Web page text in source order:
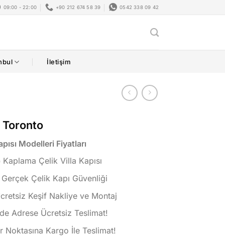
09:00 - 22:00 +90 212 674 58 39 0542 338 09 42
İletişim
Toronto
Modelleri Fiyatları
Çelik Villa Kapısı
Çelik Kapı Güvenliği
Keşif Nakliye ve Montaj
Adrese Ücretsiz Teslimat!
Noktasına Kargo İle Teslimat!